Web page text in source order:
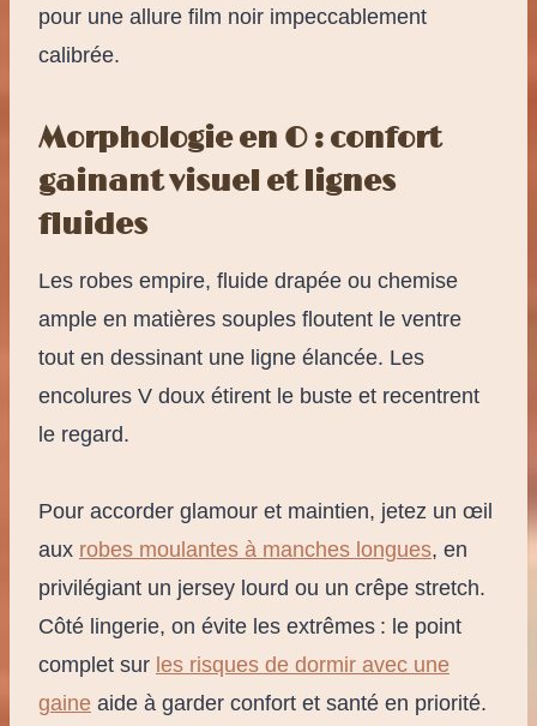
pour une allure film noir impeccablement
calibrée.
Morphologie en O : confort
gainant visuel et lignes
fluides
Les robes empire, fluide drapée ou chemise
ample en matières souples floutent le ventre
tout en dessinant une ligne élancée. Les
encolures V doux étirent le buste et recentrent
le regard.
Pour accorder glamour et maintien, jetez un œil
aux robes moulantes à manches longues, en
privilégiant un jersey lourd ou un crêpe stretch.
Côté lingerie, on évite les extrêmes : le point
complet sur les risques de dormir avec une
gaine aide à garder confort et santé en priorité.